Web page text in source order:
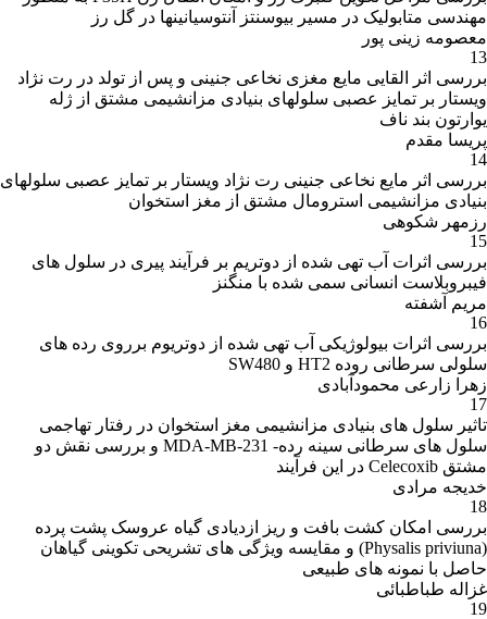
مهندسی متابولیک در مسیر بیوسنتز آنتوسیانینها در گل رز
معصومه زینی پور
13
بررسی اثر القایی مایع مغزی نخاعی جنینی و پس از تولد در رت نژاد
ویستار بر تمایز عصبی سلولهای بنیادی مزانشیمی مشتق از ژله
یوارتون بند ناف
پریسا مقدم
14
بررسی اثر مایع نخاعی جنینی رت نژاد ویستار بر تمایز عصبی سلولهای
بنیادی مزانشیمی استرومال مشتق از مغز استخوان
رزمهر شکوهی
15
بررسی اثرات آب تهی شده از دوتریم بر فرآیند پیری در سلول های
فیبروبلاست انسانی سمی شده با منگنز
مریم آشفته
16
بررسی اثرات بیولوژیکی آب تهی شده از دوتریوم برروی رده های
سلولی سرطانی روده HT2 و SW480
زهرا زارعی محمودآبادی
17
تاثیر سلول های بنیادی مزانشیمی مغز استخوان در رفتار تهاجمی
سلول های سرطانی سینه رده- MDA-MB-231 و بررسی نقش دو
مشتق Celecoxib در این فرآیند
خدیجه مرادی
18
بررسی امکان کشت بافت و ریز ازدیادی گیاه عروسک پشت پرده
(Physalis priviuna) و مقایسه ویژگی های تشریحی تکوینی گیاهان
حاصل با نمونه های طبیعی
غزاله طباطبائی
19